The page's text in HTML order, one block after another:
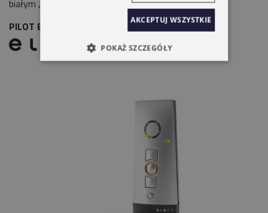
białym , srebrnym i antracyt.
PILOT ELERO VARIO TEL2 SREBRNY 5-KANAŁOWY
AKCEPTUJ WSZYSTKIE
POKAŻ SZCZEGÓŁY